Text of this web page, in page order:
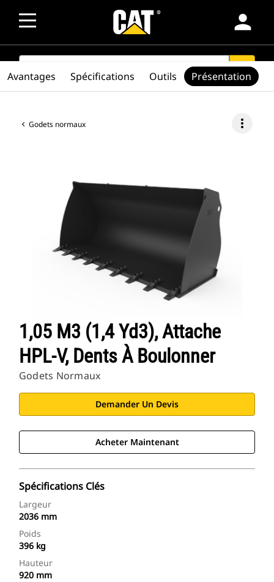
person
SEARCH search
Godets normaux more_vert
1,05 M3 (1,4 Yd3), Attache
HPL-V, Dents À Boulonner
Godets Normaux
Demander Un Devis
Acheter Maintenant
Spécifications Clés
Largeur
2036 mm
Poids
396 kg
Hauteur
920 mm
Avantages Spécifications Outils Présentation